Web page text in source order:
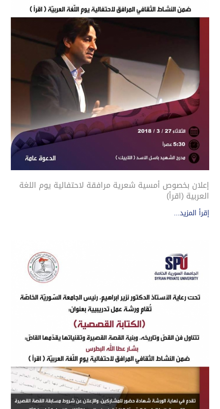
إعلان بخصوص أمسية شعرية مرافقة لاحتفالية يوم اللغة
العربية (اقرأ)
إقرأ المزيد...